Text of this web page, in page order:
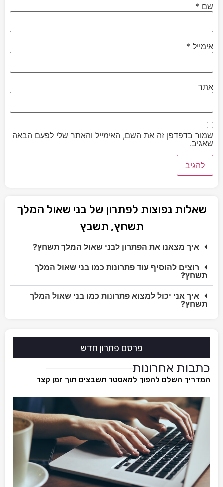
שם *
אימייל *
אתר
שמור בדפדפן זה את השם, האימייל והאתר שלי לפעם הבאה
שאגיב.
שאלות נפוצות לפתרון של בני שאול המלך
תשחץ, תשבץ
איך מצאנו את הפתרון לבני שאול המלך תשחץ?
רוצים להוסיף עוד פתרונות כמו בני שאול המלך
תשחץ?
איך אני יכול למצוא פתרונות כמו בני שאול המלך
תשחץ?
פרסם פתרון חדש
כתבות אחרונות
המדריך השלם להפוך למאסטר תשבצים תוך זמן קצר